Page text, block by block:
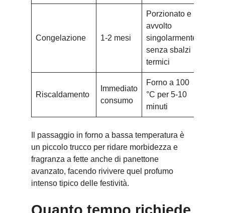
Congelazione 1-2 mesi
Porzionato e
avvolto
singolarmente,
senza sbalzi
termici
Riscaldamento
Immediato
consumo
Forno a 100
°C per 5-10
minuti
Il passaggio in forno a bassa temperatura è
un piccolo trucco per ridare morbidezza e
fragranza a fette anche di panettone
avanzato, facendo rivivere quel profumo
intenso tipico delle festività.